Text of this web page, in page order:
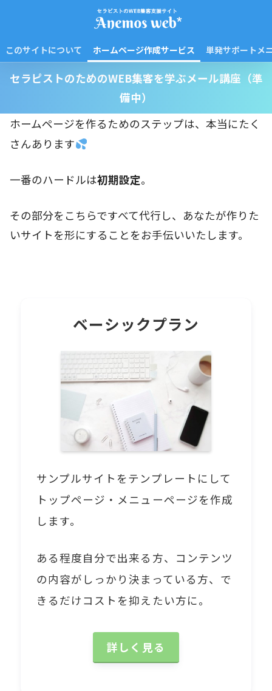
このサイトについて ホームページ作成サービス 単発サポートメ
セラピストのためのWEB集客を学ぶメール講座（準
備中）
ホームページを作るためのステップは、本当にたく
さんあります
一番のハードルは初期設定。
その部分をこちらですべて代行し、あなたが作りた
いサイトを形にすることをお手伝いいたします。
ベーシックプラン
サンプルサイトをテンプレートにして
トップページ・メニューページを作成
します。
ある程度自分で出来る方、コンテンツ
の内容がしっかり決まっている方、で
きるだけコストを抑えたい方に。
詳しく見る